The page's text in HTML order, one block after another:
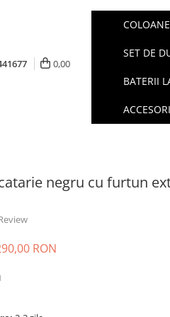
0,00
SET DE
BATERII
negru cu furtun
RON